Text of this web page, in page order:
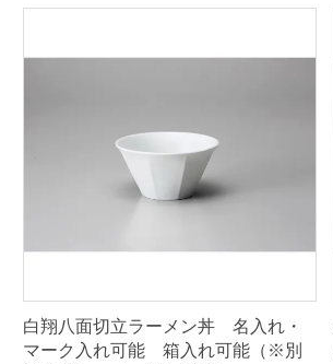
白翔八面切立ラーメン丼 名入れ・
マーク入れ可能 箱入れ可能（※別